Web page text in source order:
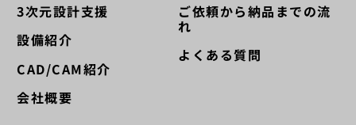
3次元設計支援
設備紹介
CAD/CAM紹介
会社概要
ご依頼から納品までの流
れ
よくある質問